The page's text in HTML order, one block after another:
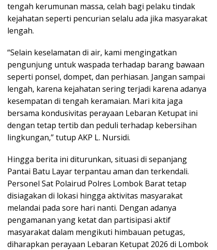
tengah kerumunan massa, celah bagi pelaku tindak
kejahatan seperti pencurian selalu ada jika masyarakat
lengah.
“Selain keselamatan di air, kami mengingatkan
pengunjung untuk waspada terhadap barang bawaan
seperti ponsel, dompet, dan perhiasan. Jangan sampai
lengah, karena kejahatan sering terjadi karena adanya
kesempatan di tengah keramaian. Mari kita jaga
bersama kondusivitas perayaan Lebaran Ketupat ini
dengan tetap tertib dan peduli terhadap kebersihan
lingkungan,” tutup AKP L. Nursidi.
Hingga berita ini diturunkan, situasi di sepanjang
Pantai Batu Layar terpantau aman dan terkendali.
Personel Sat Polairud Polres Lombok Barat tetap
disiagakan di lokasi hingga aktivitas masyarakat
melandai pada sore hari nanti. Dengan adanya
pengamanan yang ketat dan partisipasi aktif
masyarakat dalam mengikuti himbauan petugas,
diharapkan perayaan Lebaran Ketupat 2026 di Lombok